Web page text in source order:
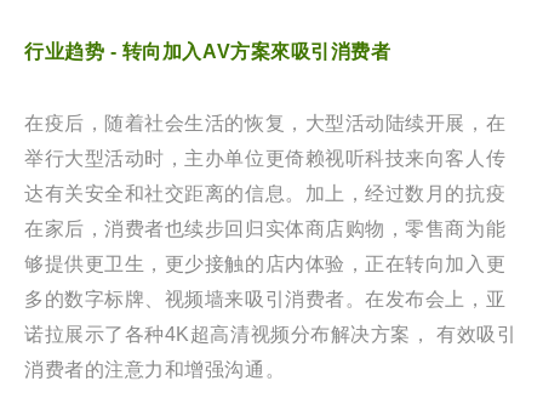
行业趋势 - 转向加入AV方案來吸引消费者
在疫后 ， 随着社会生活的恢复 ， 大型活动陆续开展 ， 在
举行大型活动时 ， 主办单位更倚赖视听科技来向客人传
达有关安全和社交距离的信息。加上 ，经过数月的抗疫
在家后 ，消费者也续步回归实体商店购物，零售商为能
够提供更卫生，更少接触的店内体验，正在转向加入更
多的数字标牌、视频墙来吸引消费者。在发布会上，亚
诺拉展示了各种4K超高清视频分布解决方案 ，
有效吸引
消费者的注意力和增强沟通。